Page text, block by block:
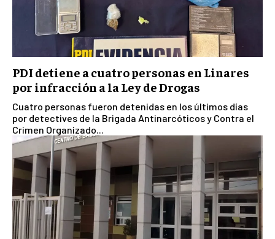
PDI detiene a cuatro personas en Linares
por infracción a la Ley de Drogas
Cuatro personas fueron detenidas en los últimos días
por detectives de la Brigada Antinarcóticos y Contra el
Crimen Organizado...